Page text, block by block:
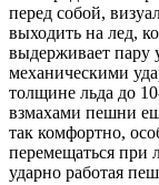
перед собой,
выходить на лед,
выдерживает пару
механическими
толщине льда до
взмахами пешни
так комфортно,
перемещаться при
ударно работая